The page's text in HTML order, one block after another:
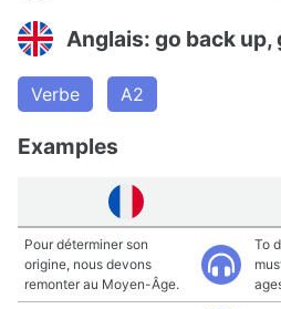
Anglais: go back up,
Verbe A2
Examples
Pour déterminer son
origine, nous devons
remonter au Moyen-Âge.
To